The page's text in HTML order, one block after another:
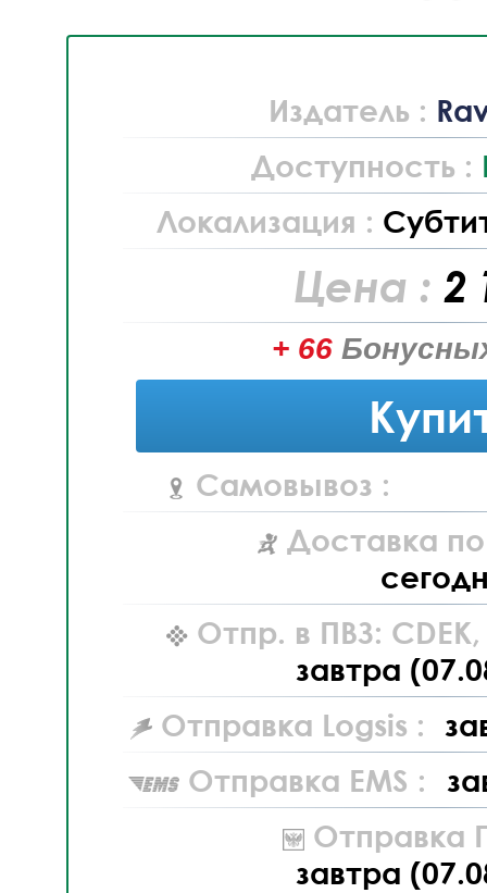
Издатель :
Доступность :
Локализация :
Цена : 2
+ 66
Самовывоз :
Доставка
Отпр. в ПВЗ: CDEK,
завтра
Отправка Logsis :
Отправка EMS :
Отправка
завтра